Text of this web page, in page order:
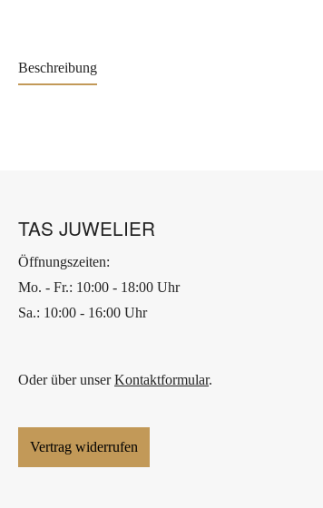
Beschreibung
TAS JUWELIER
Öffnungszeiten:
Mo. - Fr.: 10:00 - 18:00 Uhr
Sa.: 10:00 - 16:00 Uhr
Oder über unserKontaktformular.
Vertrag widerrufen